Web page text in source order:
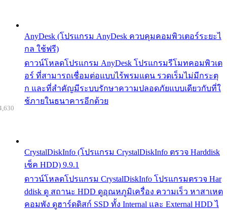
AnyDesk (โปรแกรม AnyDesk ควบคุมคอมพิวเตอร์ระยะไ
กล ใช้ฟรี)
ดาวน์โหลดโปรแกรม AnyDesk โปรแกรมรีโมทคอมพิวเต
อร์ ที่สามารถเชื่อมต่อแบบไร้พรมแดน รวดเร็มไม่มีกระตุ
ก และที่สำคัญมีระบบรักษาความปลอดภัยแบบเดียวกับที่ใ
ช้ภายในธนาคารอีกด้วย
CrystalDiskInfo (โปรแกรม CrystalDiskInfo ตรวจ Harddisk
เช็ค HDD) 9.9.1
ดาวน์โหลดโปรแกรม CrystalDiskInfo โปรแกรมตรวจ Har
ddisk ดู สถานะ HDD ดูอุณหภูมิเครื่อง ความเร็ว หาสาเหต
คอมพัง ดูฮาร์ดดิสก์ SSD ทั้ง Internal และ External HDD ไ